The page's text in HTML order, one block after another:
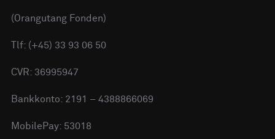
(Orangutang Fonden)
Tlf: (+45) 33 93 06 50
CVR: 36995947
Bankkonto: 2191 – 4388866069
MobilePay: 53018